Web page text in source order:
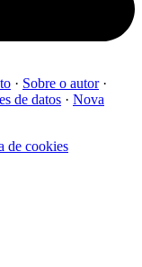
· Sobre o autor·
de datos · Nova
de cookies